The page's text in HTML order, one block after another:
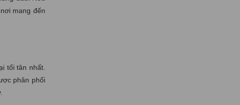
mang đến
tối tân nhất.
phân phối